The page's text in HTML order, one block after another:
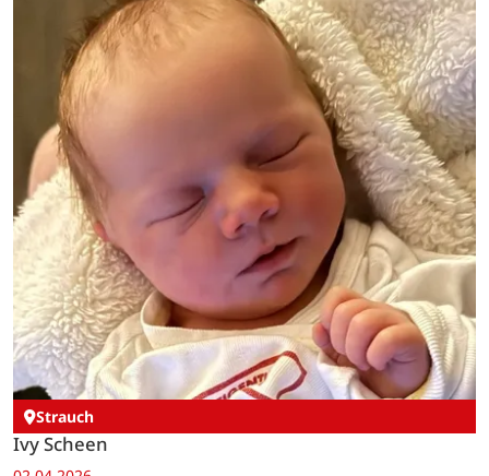
Strauch
Ivy Scheen